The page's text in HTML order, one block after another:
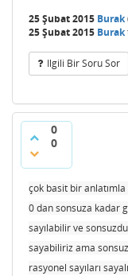
25 Şubat 2015 Burak
25 Şubat 2015 Burak
Ilgili Bir Soru Sor
0
0
çok basit bir
0 dan sonsuza kadar
sayılabilir ve
sayabiliriz ama
rasyonel sayıları